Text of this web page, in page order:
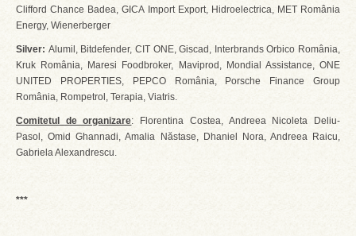
Clifford Chance Badea, GICA Import Export, Hidroelectrica, MET România
Energy, Wienerberger
Silver: Alumil, Bitdefender, CIT ONE, Giscad, Interbrands Orbico România,
Kruk România, Maresi Foodbroker, Maviprod, Mondial Assistance, ONE
UNITED PROPERTIES, PEPCO România, Porsche Finance Group
România, Rompetrol, Terapia, Viatris.
Comitetul de organizare: Florentina Costea, Andreea Nicoleta Deliu-
Pasol, Omid Ghannadi, Amalia Năstase, Dhaniel Nora, Andreea Raicu,
Gabriela Alexandrescu.
***